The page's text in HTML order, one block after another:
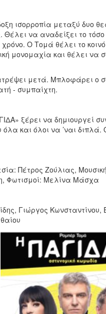
ισορροπία μεταξύ δυο
να αναδείξει το
Ο Τομά θέλει το
μονομαχία και θέλει να
μετά. Μπλοφάρει
- συμπαίχτη.
ξέρει να δημιουργεί
όλα και όλοι να ’ναι
Πέτρος Ζούλιας,
Φωτισμοί: Μελίνα Μάσχα
Γιώργος